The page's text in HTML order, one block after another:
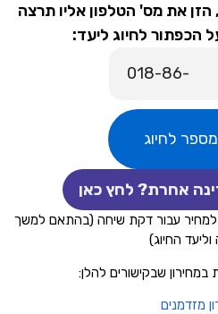
את מס' הטלפון אליו תרצה
הכפתור לחיוג ליעד:
לחיוג
אחרת? לחץ כאן
למחיר עבור דקת שיחה (בהתאם למשך
החיוג)
במחירון שבקישורים להלן:
מזדמנים